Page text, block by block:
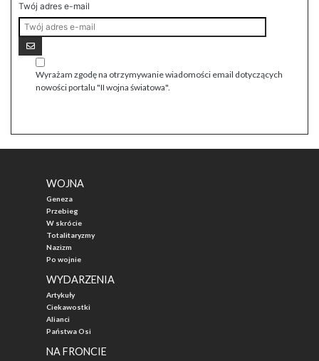
Twój adres e-mail
Wyrażam zgodę na otrzymywanie wiadomości email dotyczących
nowości portalu "II wojna światowa".
WOJNA
Geneza
Przebieg
W skrócie
Totalitaryzmy
Nazizm
Po wojnie
WYDARZENIA
Artykuły
Ciekawostki
Alianci
Państwa Osi
NA FRONCIE